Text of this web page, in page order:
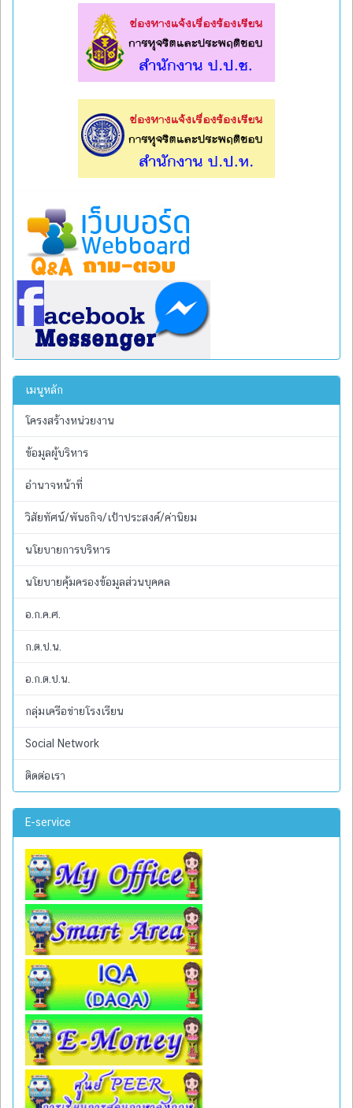
เมนูหลัก
โครงสร้างหน่วยงาน
ข้อมูลผู้บริหาร
อำนาจหน้าที่
วิสัยทัศน์/พันธกิจ/เป้าประสงค์/ค่านิยม
นโยบายการบริหาร
นโยบายคุ้มครองข้อมูลส่วนบุคคล
อ.ก.ค.ศ.
ก.ต.ป.น.
อ.ก.ต.ป.น.
กลุ่มเครือข่ายโรงเรียน
Social Network
ติดต่อเรา
E-service